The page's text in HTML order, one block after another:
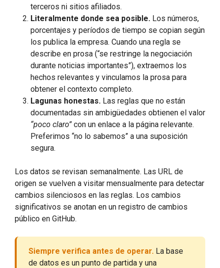
terceros ni sitios afiliados.
Literalmente donde sea posible. Los números,
porcentajes y períodos de tiempo se copian según
los publica la empresa. Cuando una regla se
describe en prosa (“se restringe la negociación
durante noticias importantes”), extraemos los
hechos relevantes y vinculamos la prosa para
obtener el contexto completo.
Lagunas honestas. Las reglas que no están
documentadas sin ambigüedades obtienen el valor
“poco claro” con un enlace a la página relevante.
Preferimos “no lo sabemos” a una suposición
segura.
Los datos se revisan semanalmente. Las URL de
origen se vuelven a visitar mensualmente para detectar
cambios silenciosos en las reglas. Los cambios
significativos se anotan en un registro de cambios
público en GitHub.
Siempre verifica antes de operar. La base
de datos es un punto de partida y una